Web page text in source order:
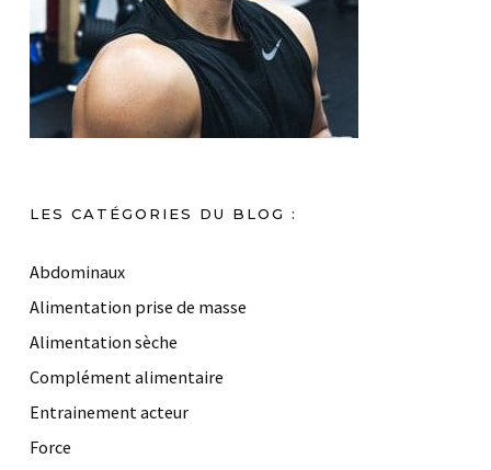
LES CATÉGORIES DU BLOG :
Abdominaux
Alimentation prise de masse
Alimentation sèche
Complément alimentaire
Entrainement acteur
Force